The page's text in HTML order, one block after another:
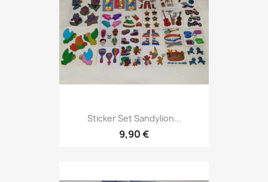
Sticker Set Sandylion...
9,90 €